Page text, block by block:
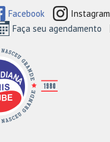
Facebook Instagram
Faça seu agendamento